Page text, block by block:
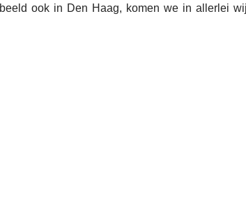
ook in Den Haag, komen we in allerlei